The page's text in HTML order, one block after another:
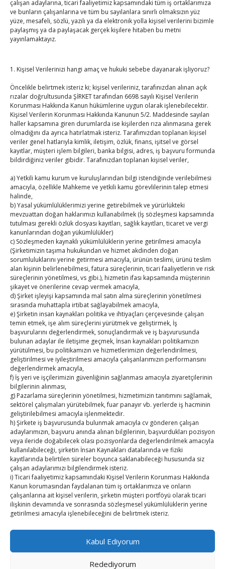
çalışan adaylarına, ticari faaliyetimiz kapsamındaki tüm iş ortaklarımıza
ve bunların çalışanlarına ve tüm bu sayılanlara sınırlı olmaksızın yüz
yüze, mesafeli, sözlü, yazılı ya da elektronik yolla kişisel verilerini bizimle
paylaşmış ya da paylaşacak gerçek kişilere hitaben bu metni
yayınlamaktayız.
1. Kişisel Verilerinizi hangi amaç ve hukuki sebebe dayanarak işliyoruz?
Öncelikle belirtmek isteriz ki; kişisel verileriniz, tarafınızdan alınan açık
rızalar doğrultusunda ŞİRKET tarafından 6698 sayılı Kişisel Verilerin
Korunması Hakkında Kanun hükümlerine uygun olarak işlenebilecektir.
Kişisel Verilerin Korunması Hakkında Kanunun 5/2. Maddesinde sayılan
haller kapsamına giren durumlarda ise kişilerden rıza alınmasına gerek
olmadığını da ayrıca hatırlatmak isteriz. Tarafımızdan toplanan kişisel
veriler genel hatlarıyla kimlik, iletişim, özlük, finans, işitsel ve görsel
kayıtlar, müşteri işlem bilgileri, banka bilgisi, adres, iş başvuru formunda
bildirdiğiniz veriler gibidir. Tarafınızdan toplanan kişisel veriler,
a) Yetkili kamu kurum ve kuruluşlarından bilgi istendiğinde verilebilmesi
amacıyla, özellikle Mahkeme ve yetkili kamu görevlilerinin talep etmesi
halinde,
b) Yasal yükümlülüklerimizi yerine getirebilmek ve yürürlükteki
mevzuattan doğan haklarımızı kullanabilmek (İş sözleşmesi kapsamında
tutulması gerekli özlük dosyası kayıtları, sağlık kayıtları, ticaret ve vergi
kanunlarından doğan yükümlülükler)
c) Sözleşmeden kaynaklı yükümlülüklerin yerine getirilmesi amacıyla
(Şirketimizin taşıma hukukundan ve hizmet akdinden doğan
sorumluluklarını yerine getirmesi amacıyla, ürünün teslimi, ürünü teslim
alan kişinin belirlenebilmesi, fatura süreçlerinin, ticari faaliyetlerin ve risk
süreçlerinin yönetilmesi, vs gibi.), hizmetin ifası kapsamında müşterinin
şikayet ve önerilerine cevap vermek amacıyla,
d) Şirket işleyişi kapsamında mal satın alma süreçlerinin yönetilmesi
sırasında muhattapla irtibat sağlayabilmek amacıyla,
e) Şirketin insan kaynakları politika ve ihtiyaçları çerçevesinde çalışan
temin etmek, işe alım süreçlerini yürütmek ve geliştirmek, İş
başvurularını değerlendirmek, sonuçlandırmak ve iş başvurusunda
bulunan adaylar ile iletişime geçmek, İnsan kaynakları politikamızın
yürütülmesi, bu politikamızın ve hizmetlerimizin değerlendirilmesi,
geliştirilmesi ve iyileştirilmesi amacıyla çalışanlarımızın performansını
değerlendirmek amacıyla,
f) İş yeri ve işçilerimizin güvenliğinin sağlanması amacıyla ziyaretçilerinin
bilgilerinin alınması,
g) Pazarlama süreçlerinin yönetilmesi, hizmetimizin tanıtımını sağlamak,
sektörel çalışmaları yürütebilmek, fuar panayır vb. yerlerde iş hacminin
geliştirilebilmesi amacıyla işlenmektedir.
h) Şirkete iş başvurusunda bulunmak amacıyla cv gönderen çalışan
adaylarımızın, başvuru anında alınan bilgilerinin, başvurdukları pozisyon
veya ileride doğabilecek olası pozisyonlarda değerlendirilmek amacıyla
kullanılabileceği, şirketin İnsan Kaynakları datalarında ve fiziki
kayıtlarında belirtilen süreler boyunca saklanabileceği hususunda siz
çalışan adaylarımızı bilgilendirmek isteriz.
i) Ticari faaliyetimiz kapsamındaki Kişisel Verilerin Korunması Hakkında
Kanun korumasından faydalanan tüm iş ortaklarımıza ve onların
çalışanlarına ait kişisel verilerin, şirketin müşteri portföyü olarak ticari
ilişkinin devamında ve sonrasında sözleşmesel yükümlülüklerin yerine
getirilmesi amacıyla işlenebileceğini de belirtmek isteriz.
2. Kişisel Verilerinizin kimlere hangi amaçla aktarılacağını açıklamak
Öncelikle kişisel verileriniz Şirketimiz ile güvendedir. Bu verilerinizi 3.
Kabul Ediyorum
Redediyorum
Emiroğlu’nu kabul etti
By TUTSOon Ağu 4, 2026
ByTUTSOon Ağu 2, 2026
Hisarcıklıoğlu Muğla Ticaret Borsası’nı ziyaret etti
ByTUTSOon Ağu 1, 2026
Ağustos 2026
P
S Ç P C C
P
3
4 5 6 7 8
9
10
17
18 19 20 21 22
23
24
25 26 27 28 29
30
31
« Tem
E-BÜLTEN
Kasaba Ekonomi Dergisi
TOBB HABER
TUTSO İktisadi Durum Raporu
Kahramanmaraş Ticaret ve Sanayi Odası’nın yeni
binası hizmete açıldı
Diren ailesine taziye ziyareti
Hisarcıklıoğlu, Ardahan Üniversitesi Rektörü Prof. Dr.
Emiroğlu’nu kabul etti
Hisarcıklıoğlu Muğla İl/İlçe Oda / Borsa Meclis Üyeleri
ile buluştu
Hisarcıklıoğlu Muğla Ticaret Borsası’nı ziyaret etti